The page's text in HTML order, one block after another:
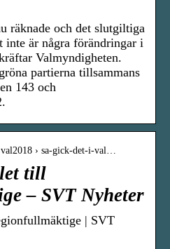
räknade och det slutgiltiga
inte är några förändringar i
Valmyndigheten.
partierna tillsammans
143 och
val2018 › sa-gick-det-i-val…
till
– SVT Nyheter
| SVT